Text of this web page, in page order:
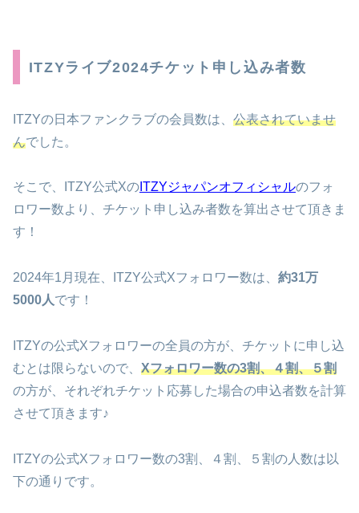
ITZYライブ2024チケット申し込み者数
ITZYの日本ファンクラブの会員数は、 公表されていませ
んでした。
そこで、ITZY公式Xの ITZYジャパンオフィシャルのフォ
ロワー数より、チケット申し込み者数を算出させて頂きま
す！
2024年1月現在、ITZY公式Xフォロワー数は、 約31万
5000人です！
ITZYの公式Xフォロワーの全員の方が、チケットに申し込
むとは限らないので、 Xフォロワー数の3割、４割、５割
の方が、それぞれチケット応募した場合の申込者数を計算
させて頂きます♪
ITZYの公式Xフォロワー数の3割、４割、５割の人数は以
下の通りです。